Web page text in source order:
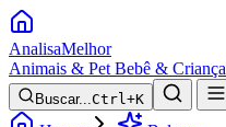
AnalisaMelhor
Animais & Pet Bebê & Criança
Buscar...Ctrl+K